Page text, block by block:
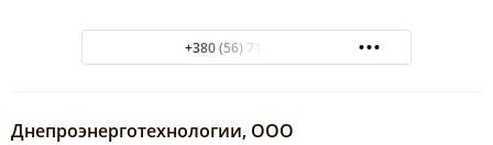
+380 (56) 713-55-67
Днепроэнерготехнологии, ООО